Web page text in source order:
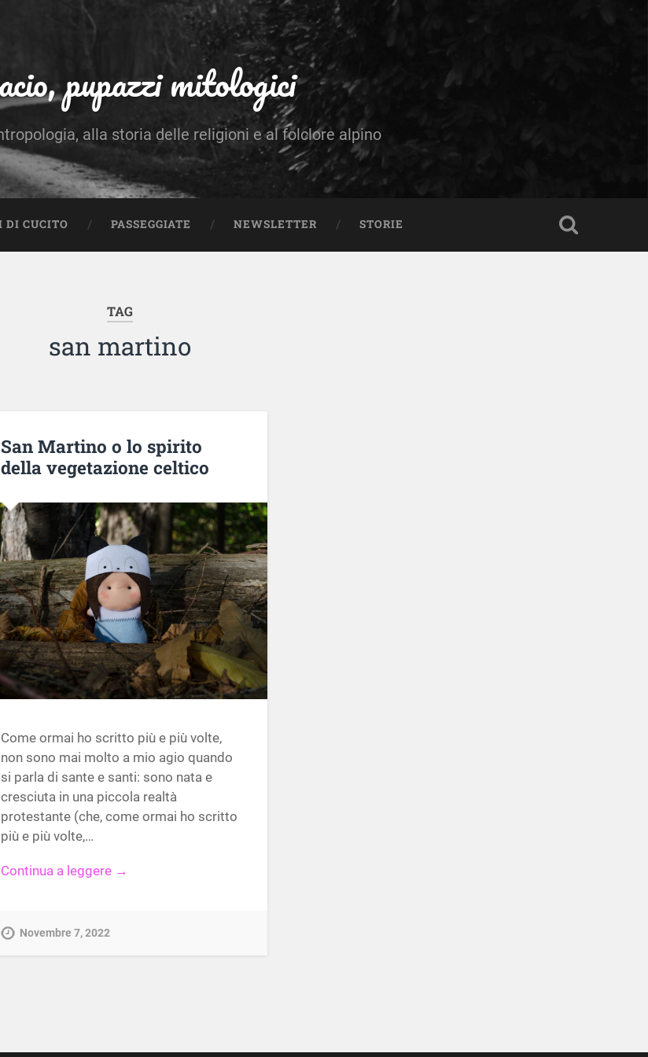
pupazzi mitologici
alla storia delle religioni e al folclore alpino
DI CUCITO PASSEGGIATE NEWSLETTER STORIE
TAG
san martino
San Martino o lo spirito
della vegetazione celtico
Come ormai ho scritto più e più volte,
non sono mai molto a mio agio quando
si parla di sante e santi: sono nata e
cresciuta in una piccola realtà
protestante (che, come ormai ho scritto
più e più volte,…
Continua a leggere →
Novembre 7, 2022